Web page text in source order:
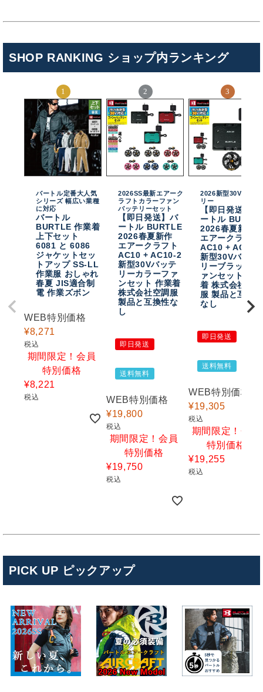
SHOP RANKING ショップ内ランキング
バートル定番大人気
シリーズ 幅広い業種
に対応
バートル
BURTLE 作業着
上下セット
6081 と 6086
ジャケットセッ
トアップ SS-LL
作業服 おしゃれ
春夏 JIS適合制
電 作業ズボン
WEB特別価格
¥8,271
税込
期間限定！会員
特別価格
¥8,221
税込
2026SS最新エアーク
ラフトカラーファン
バッテリーセット
【即日発送】バ
ートル BURTLE
2026春夏新作
エアークラフト
AC10 + AC10-2
新型30Vバッテ
リーカラーファ
ンセット 作業着
株式会社空調服
製品と互換性な
し
即日発送
送料無料
WEB特別価格
¥19,800
税込
期間限定！会員
特別価格
¥19,750
税込
2026新型30Vバッテ
リー
【即日発送】バ
ートル
2026春夏新作
エアークラフト
AC10 + AC10-
新型30Vバッテ
リーブラックフ
ァンセット 作業
着 株式会社空調
服 製品と互換性
なし
即日発送
送料無料
WEB特別価格
¥19,305
税込
期間限定！会員
特別価格
¥19,255
税込
PICK UP ピックアップ